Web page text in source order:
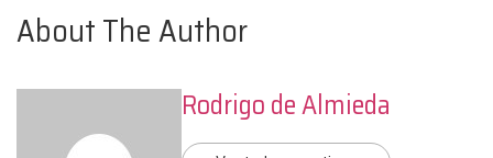
About The Author
Rodrigo de Almieda